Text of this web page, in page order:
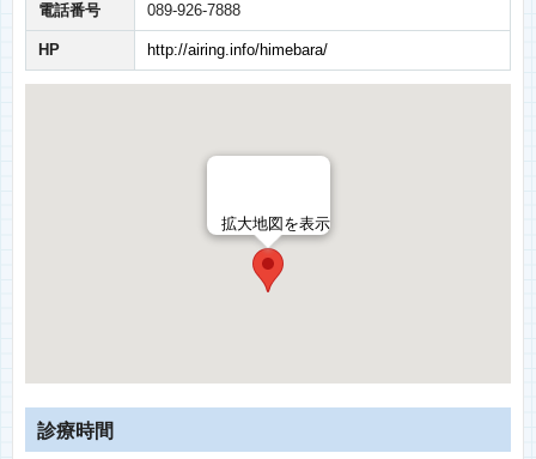
電話番号 089-926-7888
HP http://airing.info/himebara/
拡大地図を表示
診療時間